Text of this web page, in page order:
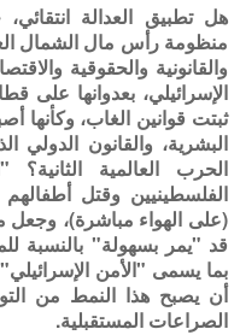
هل تطبيق العدالة
منظومة رأس مال الشمال
والقانونية والحقوقية
الإسرائيلي، بعدوانها
ثبتت قوانين الغاب، وكأنها
البشرية، والقانون
الحرب العالمية
الفلسطينيين وقتل
(على الهواء مباشرة)،
قد "يمر بسهولة" بالنسبة
بما يسمى "الأمن
أن يصبح هذا النمط من
الصراعات المستقبلية.